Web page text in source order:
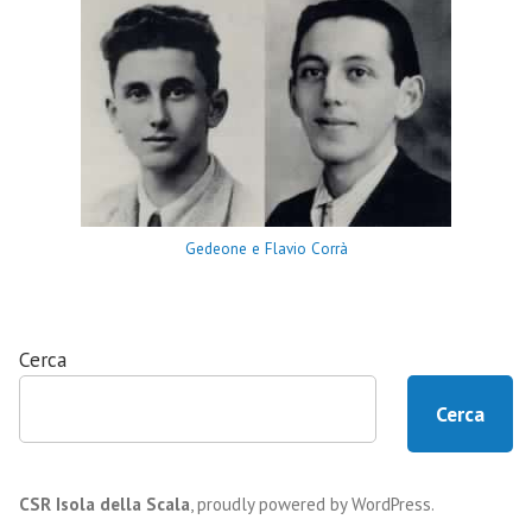
Gedeone e Flavio Corrà
Cerca
Cerca
CSR Isola della Scala, proudly powered by WordPress.